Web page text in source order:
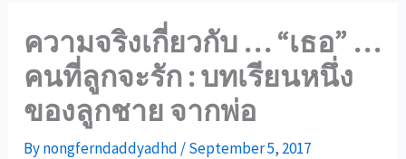
ความจริงเกี่ยวกับ … “เธอ” …
คนที่ลูกจะรัก : บทเรียนหนึ่ง
ของลูกชาย จากพ่อ
Bynongferndaddyadhd /September 5, 2017